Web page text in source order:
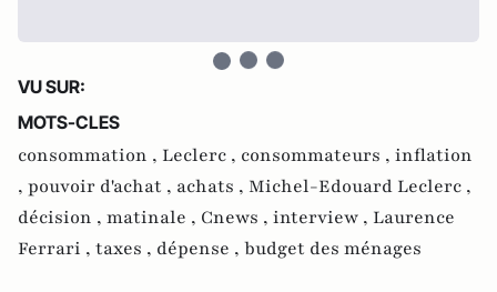
VU SUR:
MOTS-CLES
consommation , Leclerc , consommateurs , inflation
, pouvoir d'achat , achats , Michel-Edouard Leclerc ,
décision , matinale , Cnews , interview , Laurence
Ferrari , taxes , dépense , budget des ménages